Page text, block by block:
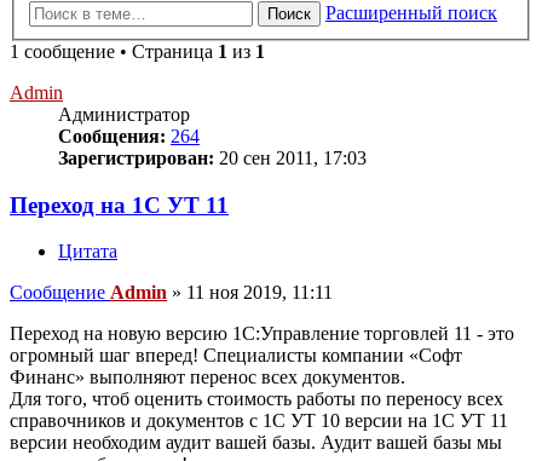
Поиск
Расширенный поиск
1 сообщение • Страница 1 из 1
Admin
Администратор
Сообщения: 264
Зарегистрирован: 20 сен 2011, 17:03
Переход на 1С УТ 11
Цитата
Сообщение Admin » 11 ноя 2019, 11:11
Переход на новую версию 1С:Управление торговлей 11 - это
огромный шаг вперед! Специалисты компании «Софт
Финанс» выполняют перенос всех документов.
Для того, чтоб оценить стоимость работы по переносу всех
справочников и документов с 1С УТ 10 версии на 1С УТ 11
версии необходим аудит вашей базы. Аудит вашей базы мы